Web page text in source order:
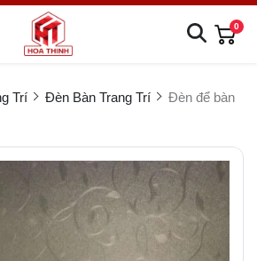
0
Trí Đèn Bàn Trang Trí
Đèn để bàn